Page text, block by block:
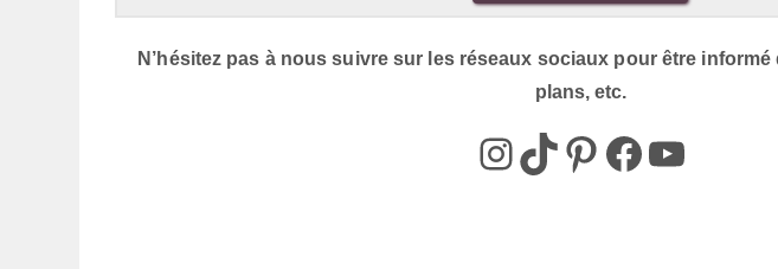
N’hésitez pas à nous suivre sur les réseaux sociaux pour être
plans, etc.
@box_az_off
@box_azPinterest
Box AZ @Box-AZ